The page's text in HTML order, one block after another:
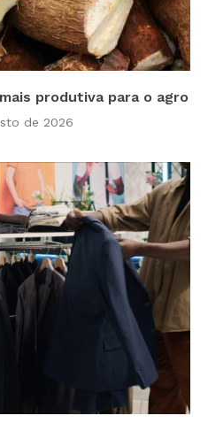
produtiva para o agro
de 2026